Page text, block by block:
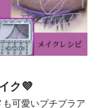
ク💜
可愛いプチプラア